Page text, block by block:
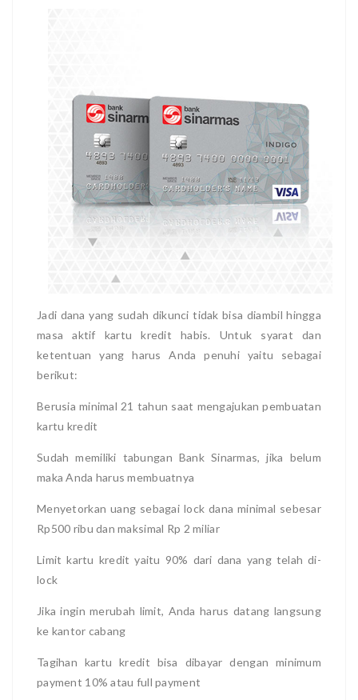
Jadi dana yang sudah dikunci tidak bisa diambil hingga
masa aktif kartu kredit habis. Untuk syarat dan
ketentuan yang harus Anda penuhi yaitu sebagai
berikut:
Berusia minimal 21 tahun saat mengajukan pembuatan
kartu kredit
Sudah memiliki tabungan Bank Sinarmas, jika belum
maka Anda harus membuatnya
Menyetorkan uang sebagai lock dana minimal sebesar
Rp500 ribu dan maksimal Rp 2 miliar
Limit kartu kredit yaitu 90% dari dana yang telah di-
lock
Jika ingin merubah limit, Anda harus datang langsung
ke kantor cabang
Tagihan kartu kredit bisa dibayar dengan minimum
payment 10% atau full payment